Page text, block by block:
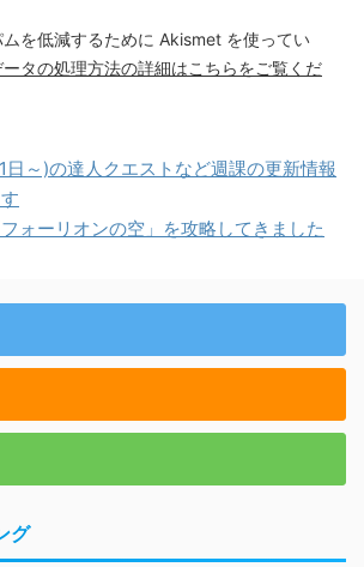
を低減するために Akismet を使ってい
ータの処理方法の詳細はこちらをご覧くだ
日～)の達人クエストなど週課の更新情報
ォーリオンの空」を攻略してきました
グ